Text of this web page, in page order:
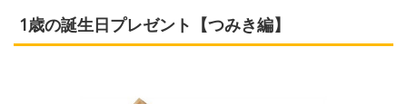
1歳の誕生日プレゼント【つみき編】